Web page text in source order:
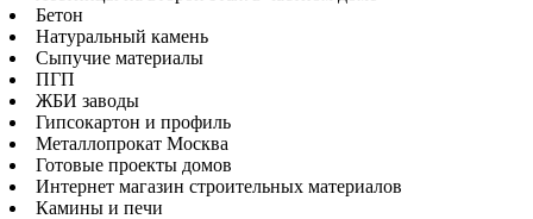
Бетон
Натуральный камень
Сыпучие материалы
ПГП
ЖБИ заводы
Гипсокартон и профиль
Металлопрокат Москва
Готовые проекты домов
Интернет магазин строительных материалов
Камины и печи